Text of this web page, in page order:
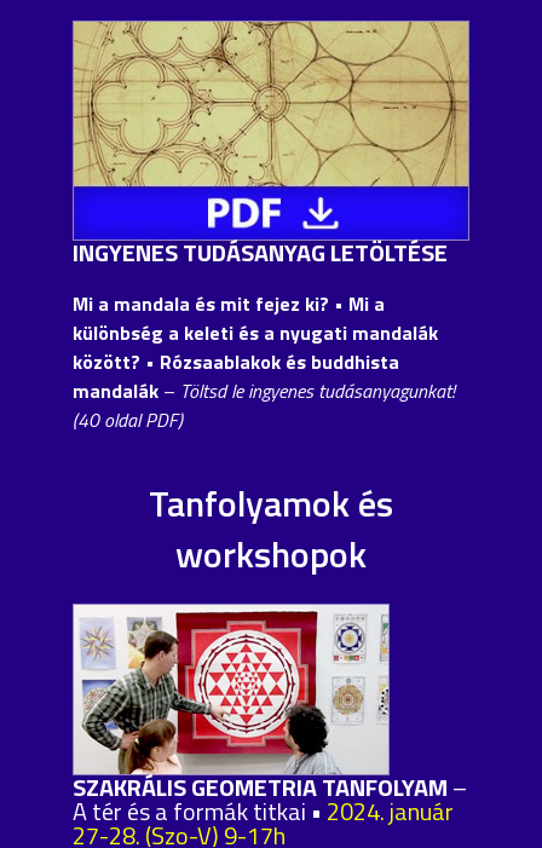
INGYENES TUDÁSANYAG LETÖLTÉSE
Mi a mandala és mit fejez ki? • Mi a
különbség a keleti és a nyugati mandalák
között? • Rózsaablakok és buddhista
mandalák – Töltsd le ingyenes tudásanyagunkat!
(40 oldal PDF)
Tanfolyamok és
workshopok
SZAKRÁLIS GEOMETRIA TANFOLYAM–
A tér és a formák titkai • 2024. január
27-28. (Szo-V) 9-17h